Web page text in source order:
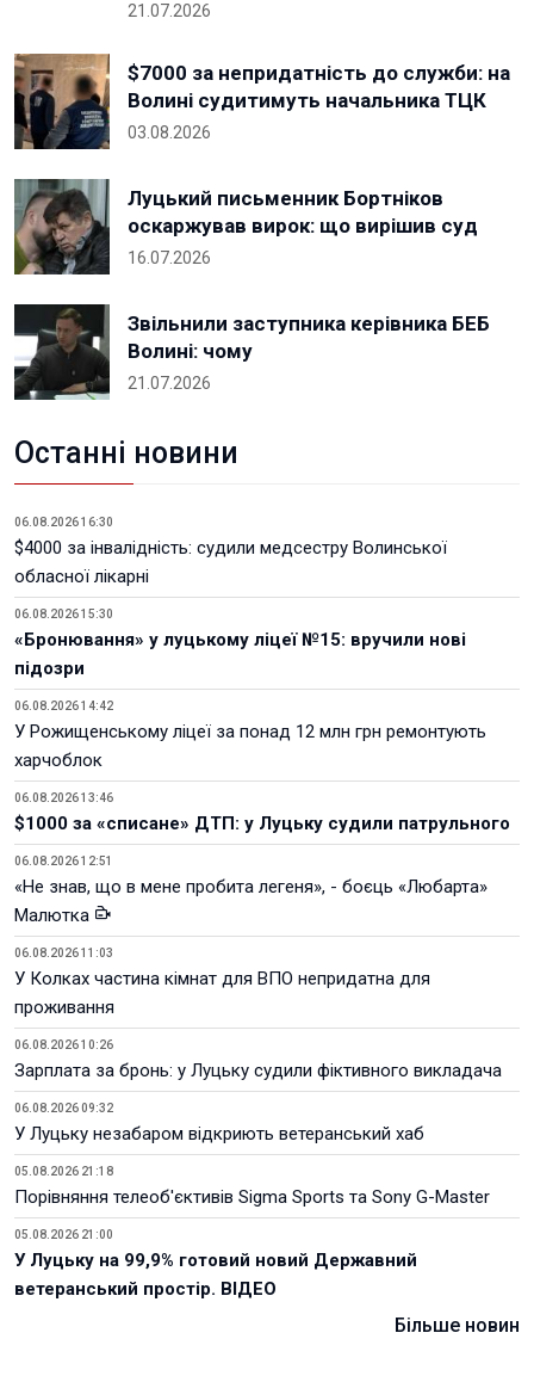
21.07.2026
$7000 за непридатність до служби: на
Волині судитимуть начальника ТЦК
03.08.2026
Луцький письменник Бортніков
оскаржував вирок: що вирішив суд
16.07.2026
Звільнили заступника керівника БЕБ
Волині: чому
21.07.2026
Останні новини
06.08.2026 16:30
$4000 за інвалідність: судили медсестру Волинської
обласної лікарні
06.08.2026 15:30
«Бронювання» у луцькому ліцеї №15: вручили нові
підозри
06.08.2026 14:42
У Рожищенському ліцеї за понад 12 млн грн ремонтують
харчоблок
06.08.2026 13:46
$1000 за «списане» ДТП: у Луцьку судили патрульного
06.08.2026 12:51
«Не знав, що в мене пробита легеня», - боєць «Любарта»
Малютка
06.08.2026 11:03
У Колках частина кімнат для ВПО непридатна для
проживання
06.08.2026 10:26
Зарплата за бронь: у Луцьку судили фіктивного викладача
06.08.2026 09:32
У Луцьку незабаром відкриють ветеранський хаб
05.08.2026 21:18
Порівняння телеоб'єктивів Sigma Sports та Sony G-Master
05.08.2026 21:00
У Луцьку на 99,9% готовий новий Державний
ветеранський простір. ВІДЕО
Більше новин